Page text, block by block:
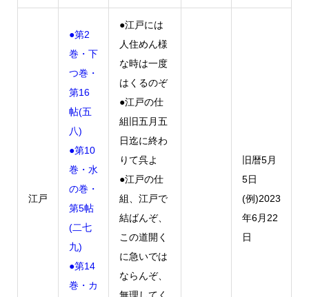
江戸
●第2
巻・下
つ巻・
第16
帖(五
八)
●第10
巻・水
の巻・
第5帖
(二七
九)
●第14
巻・カ
●江戸には
人住めん様
な時は一度
はくるのぞ
●江戸の仕
組旧五月五
日迄に終わ
りて呉よ
●江戸の仕
組、江戸で
結ばんぞ、
この道開く
に急いでは
ならんぞ、
旧暦5月
5日
(例)2023
年6月22
日